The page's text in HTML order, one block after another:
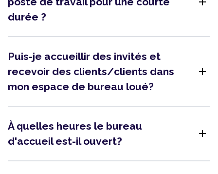
durée ?
Puis-je accueillir des invités et
recevoir des clients/clients dans
mon espace de bureau loué?
add
À quelles heures le bureau
d'accueil est-il ouvert?
add